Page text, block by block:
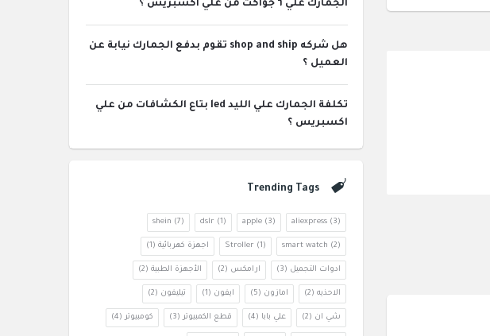
الجمارك علي ٦ جواكت من علي اكسبريس ؟
هل شركه shop and ship تقوم بدفع الجمارك نيابة عن
العميل ؟
تكلفة الجمارك علي الليد led بتاع الكشافات من علي
اكسبريس ؟
Trending Tags
aliexpress(3)
apple(3)
dslr (1)
shein (7)
smart watch (2)
Stroller (1) اجهزة كهربائية (1)
ادوات التجميل (3) ارامكس (2) الأجهزة الطبية (2)
الاحذيه (2) امازون (5) ايفون (1) تيليفون (2)
شي ان (2) علي بابا (4) قطع الكمبيوتر (3) كومبيوتر (4)